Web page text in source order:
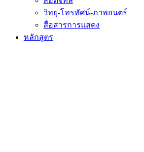
วิทยุ-โทรทัศน์-ภาพยนตร์
สื่อสารการแสดง
หลักสูตร